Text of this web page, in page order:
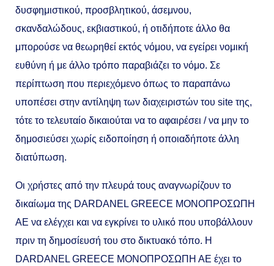
δυσφημιστικού, προσβλητικού, άσεμνου,
σκανδαλώδους, εκβιαστικού, ή οτιδήποτε άλλο θα
μπορούσε να θεωρηθεί εκτός νόμου, να εγείρει νομική
ευθύνη ή με άλλο τρόπο παραβιάζει το νόμο. Σε
περίπτωση που περιεχόμενο όπως το παραπάνω
υποπέσει στην αντίληψη των διαχειριστών του site της,
τότε το τελευταίο δικαιούται να το αφαιρέσει / να μην το
δημοσιεύσει χωρίς ειδοποίηση ή οποιαδήποτε άλλη
διατύπωση.
Οι χρήστες από την πλευρά τους αναγνωρίζουν το
δικαίωμα της DARDANEL GREECE MONOΠΡΟΣΩΠΗ
ΑΕ να ελέγχει και να εγκρίνει το υλικό που υποβάλλουν
πριν τη δημοσίευσή του στο δικτυακό τόπο. Η
DARDANEL GREECE MONOΠΡΟΣΩΠΗ ΑΕ έχει το